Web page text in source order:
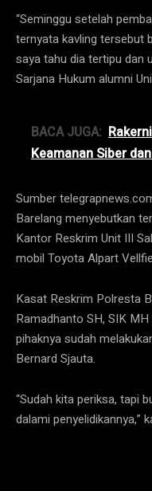
“Seminggu setelah
ternyata kavling tersebut
saya tahu dia tertipu dan
Sarjana Hukum alumni
BACA JUGA:
Keamanan Siber
Sumber
Barelang menyebutkan
Kantor Reskrim Unit III
mobil Toyota Alpart
Kasat Reskrim Polresta
Ramadhanto SH, SIK
pihaknya sudah
Bernard Sjauta.
“Sudah kita periksa, tapi
dalami penyelidikannya,”